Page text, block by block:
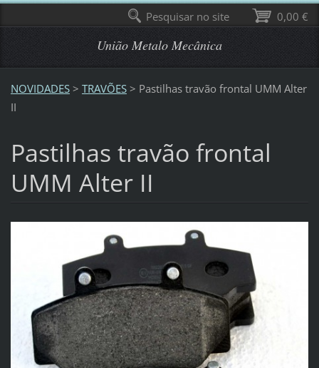
União Metalo Mecânica
NOVIDADES > TRAVÕES > Pastilhas travão frontal UMM Alter
II
Pastilhas travão frontal
UMM Alter II
0,00 €
Pesquisar no site